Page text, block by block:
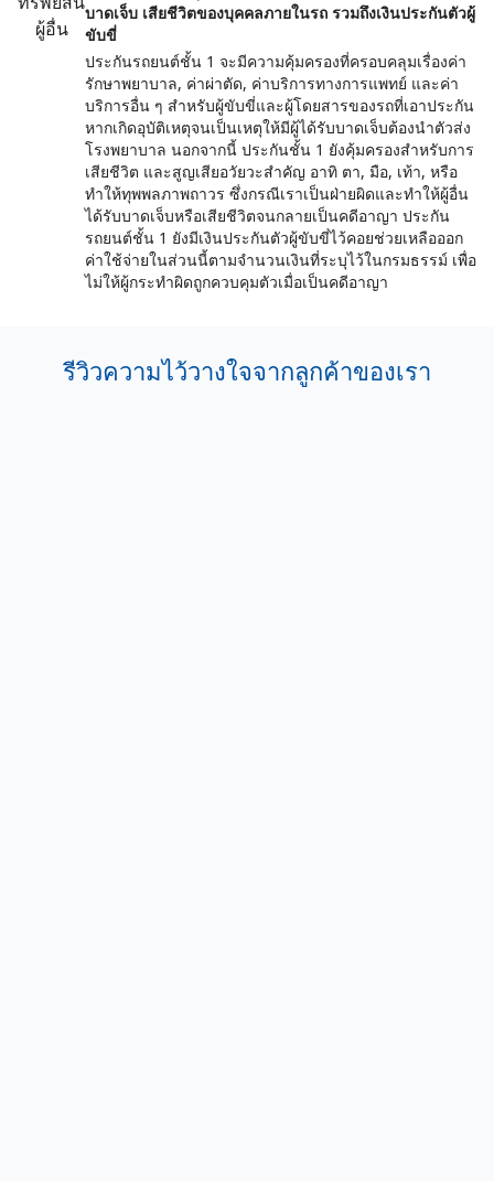
บาดเจ็บ เสียชีวิตของบุคคลภายในรถ รวมถึงเงินประกันตัวผู้
ขับขี่
ประกันรถยนต์ชั้น 1 จะมีความคุ้มครองที่ครอบคลุมเรื่องค่า
รักษาพยาบาล, ค่าผ่าตัด, ค่าบริการทางการแพทย์ และค่า
บริการอื่น ๆ สำหรับผู้ขับขี่และผู้โดยสารของรถที่เอาประกัน
หากเกิดอุบัติเหตุจนเป็นเหตุให้มีผู้ได้รับบาดเจ็บต้องนำตัวส่ง
โรงพยาบาล นอกจากนี้ ประกันชั้น 1 ยังคุ้มครองสำหรับการ
เสียชีวิต และสูญเสียอวัยวะสำคัญ อาทิ ตา, มือ, เท้า, หรือ
ทำให้ทุพพลภาพถาวร ซึ่งกรณีเราเป็นฝ่ายผิดและทำให้ผู้อื่น
ได้รับบาดเจ็บหรือเสียชีวิตจนกลายเป็นคดีอาญา ประกัน
รถยนต์ชั้น 1 ยังมีเงินประกันตัวผู้ขับขี่ไว้คอยช่วยเหลือออก
ค่าใช้จ่ายในส่วนนี้ตามจำนวนเงินที่ระบุไว้ในกรมธรรม์ เพื่อ
ไม่ให้ผู้กระทำผิดถูกควบคุมตัวเมื่อเป็นคดีอาญา
รีวิวความไว้วางใจจากลูกค้าของเรา